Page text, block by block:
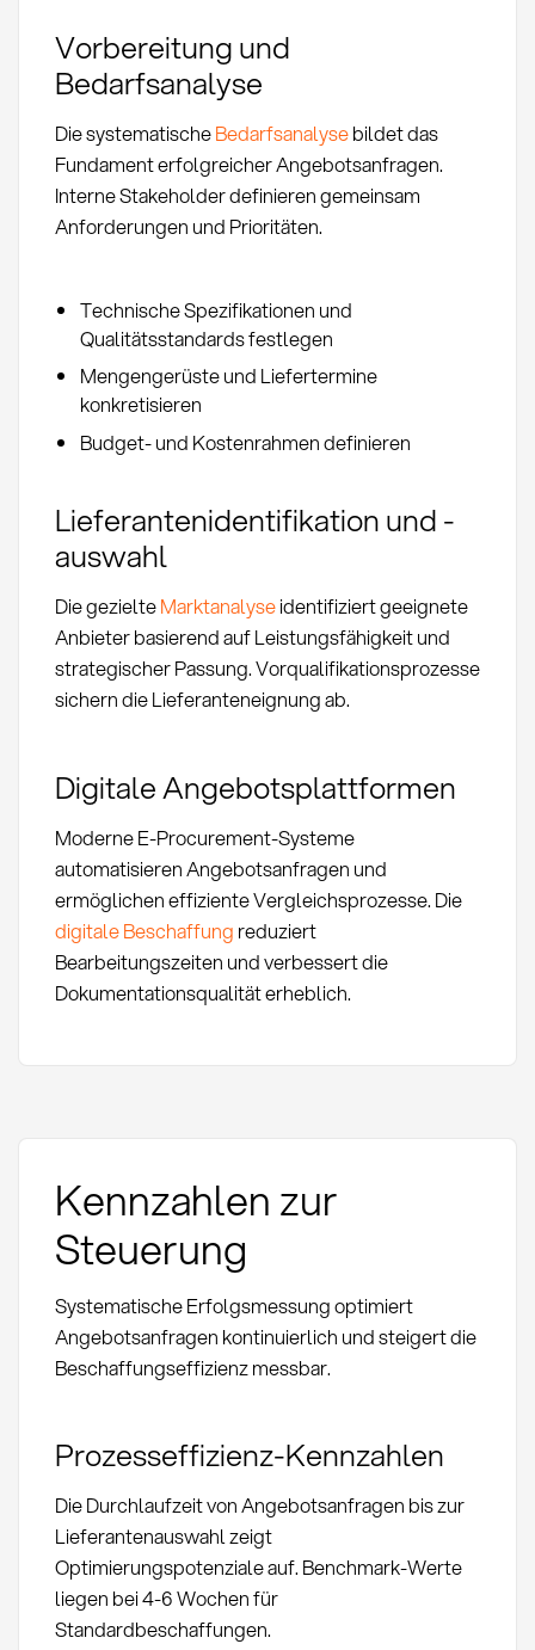
Vorbereitung und
Bedarfsanalyse
Die systematischeBedarfsanalysebildet das
Fundament erfolgreicher Angebotsanfragen.
Interne Stakeholder definieren gemeinsam
Anforderungen und Prioritäten.
Technische Spezifikationen und
Qualitätsstandards festlegen
Mengengerüste und Liefertermine
konkretisieren
Budget- und Kostenrahmen definieren
Lieferantenidentifikation und -
auswahl
Die gezielteMarktanalyseidentifiziert geeignete
Anbieter basierend auf Leistungsfähigkeit und
strategischer Passung. Vorqualifikationsprozesse
sichern die Lieferanteneignung ab.
Digitale Angebotsplattformen
Moderne E-Procurement-Systeme
automatisieren Angebotsanfragen und
ermöglichen effiziente Vergleichsprozesse. Die
digitale Beschaffung reduziert
Bearbeitungszeiten und verbessert die
Dokumentationsqualität erheblich.
Kennzahlen zur
Steuerung
Systematische Erfolgsmessung optimiert
Angebotsanfragen kontinuierlich und steigert die
Beschaffungseffizienz messbar.
Prozesseffizienz-Kennzahlen
Die Durchlaufzeit von Angebotsanfragen bis zur
Lieferantenauswahl zeigt
Optimierungspotenziale auf. Benchmark-Werte
liegen bei 4-6 Wochen für
Standardbeschaffungen.